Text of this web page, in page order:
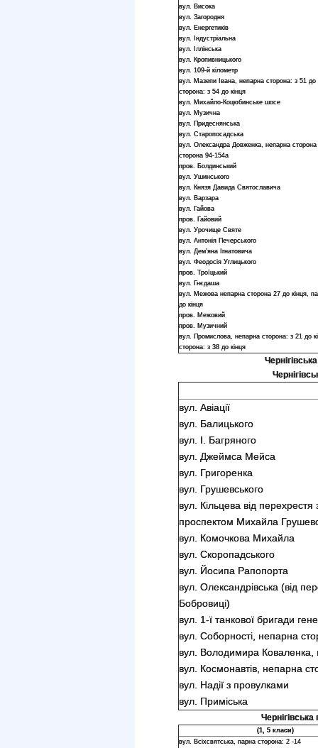
вул. Висока
вул. Загородня
вул. Енергетиків
вул. Індустріальна
вул. Іллінська
вул. Кропивницького
вул. 109-й кілометр
вул. Мазепи Івана, непарна сторона: з 51 до
сторона: з 54 до кінця
вул. Михайло-Коцюбинське шосе
вул. Музична
вул. Придеснянська
вул. Старопосадська
вул. Олександра Довженка, непарна
сторона 94-154а
пров. Болдинський
вул. Ушинського
вул. Князя Давида Святославича
вул. Варзара
вул. Гайова
пров. Гайовий
вул. Урочище Святе
вул. Антонія Печерського
вул. Дем’яна Ігнатовича
вул. Феодосія Углицького
пров. Троїцький
вул. Гнєдаша
вул. Межова непарна сторона 27 до кінця,
до кінця
пров. Межовий
пров. Музичний
вул. Промислова, непарна сторона: з 21 до
сторона: з 38 до кінця
вул. Авіації
вул. Балицького
вул. І. Багряного
вул. Джеймса Мейса
вул. Григоренка
вул. Грушевського
вул. Кільцева від
проспектом Михайла
вул. Комочкова Михайла
вул. Скоропадського
вул. Йосипа Рапопорта
вул. Олександрівська (від
Бобровиці)
вул. 1-ї танкової бригади
вул. Соборності, непарна
вул. Володимира Коваленка,
вул. Космонавтів, непарна
вул. Надії з провулками
вул. Приміська
Чернігівська
(1, 5 класи)
вул. Всіхсвятська, парна сторона: 2 -14